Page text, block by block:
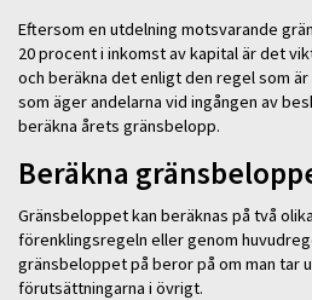
Eftersom en utdelning motsvarande
20 procent i inkomst av kapital är det
och beräkna det enligt den regel som
som äger andelarna vid ingången av
beräkna årets gränsbelopp.
Beräkna
Gränsbeloppet kan beräknas på två
förenklingsregeln eller genom
gränsbeloppet på beror på om man tar
förutsättningarna i övrigt.